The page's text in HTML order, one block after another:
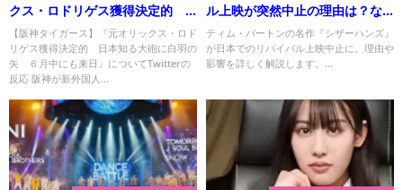
クス・ロドリゲス獲得決定的
日本知る大砲に白羽の矢 ６月
中にも来日』についてTwitterの
反応
【阪神タイガース】『元オリックス・ロド
リゲス獲得決定的 日本知る大砲に白羽の
矢 ６月中にも来日』についてTwitterの
反応 阪神が新外国人...
ル上映が突然中止の理由は？な
ぜ日本で起きたのか？
ティム・バートンの名作『シザーハンズ』
が日本でのリバイバル上映中止に。理由や
影響を詳しく解説します。...